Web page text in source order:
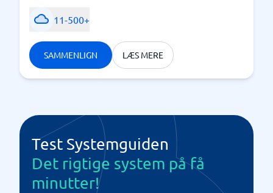
11-500+
SAMMENLIGN LÆS MERE
Test Systemguiden
Det rigtige system på få
minutter!